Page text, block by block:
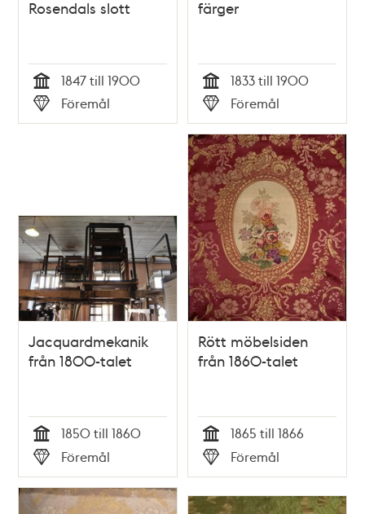
Rosendals slott
Tid
1847 till 1900
Typ
Föremål
färger
Tid
1833 till 1900
Typ
Föremål
Jacquardmekanik
från 1800-talet
Tid
1850 till 1860
Typ
Föremål
Rött möbelsiden
från 1860-talet
Tid
1865 till 1866
Typ
Föremål